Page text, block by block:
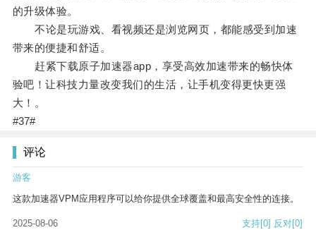
的升级体验。
不论是玩游戏、看视频还是浏览网页，都能感受到加速
带来的便捷和舒适。
赶紧下载原子加速器app，享受高效加速带来的畅快体
验吧！让科技力量改变我们的生活，让手机变得更快更强
大！。
#37#
评论
游客
这款加速器VPM应用程序可以给你提供全球覆盖和最高安全性的连接。
2025-08-06 支持[0] 反对[0]